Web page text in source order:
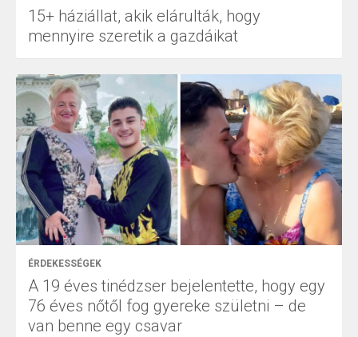
15+ háziállat, akik elárulták, hogy
mennyire szeretik a gazdáikat
ÉRDEKESSÉGEK
A 19 éves tinédzser bejelentette, hogy egy
76 éves nőtől fog gyereke születni – de
van benne egy csavar